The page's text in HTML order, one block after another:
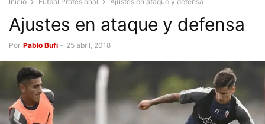
Ajustes en ataque y defensa
Por Pablo Bufi - 25 abril, 2018